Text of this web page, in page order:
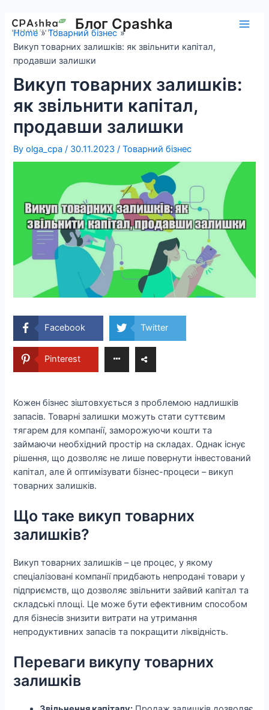
content
Блог Cpashka
Home
Товарний бізнес
Викуп товарних залишків: як звільнити капітал,
продавши залишки
Викуп товарних залишків:
як звільнити капітал,
продавши залишки
Byolga_cpa/ 30.11.2023/Товарний бізнес
Facebook Twitter
Pinterest
Кожен бізнес зіштовхується з проблемою надлишків
запасів. Товарні залишки можуть стати суттєвим
тягарем для компанії, заморожуючи кошти та
займаючи необхідний простір на складах. Однак існує
рішення, що дозволяє не лише повернути інвестований
капітал, але й оптимізувати бізнес-процеси – викуп
товарних залишків.
Що таке викуп товарних
залишків?
Викуп товарних залишків – це процес, у якому
спеціалізовані компанії придбають непродані товари у
підприємств, що дозволяє звільнити зайвий капітал та
складські площі. Це може бути ефективним способом
для бізнесів знизити витрати на утримання
непродуктивних запасів та покращити ліквідність.
Переваги викупу товарних
залишків